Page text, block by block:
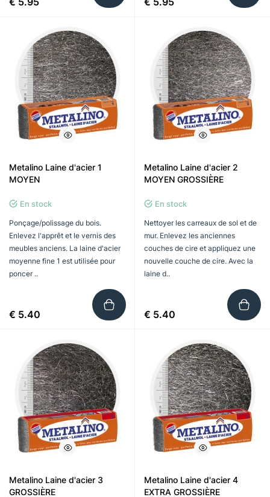
Metalino Laine d'acier 1
MOYEN
En stock
Ponçage/polissage du bois.
Enlevez l'apprêt et le vernis des
meubles anciens. La laine d'acier
moyenne fine 1 est utilisée pour
poncer ..
€ 5.40
Metalino Laine d'acier 2
MOYEN GROSSIÈRE
En stock
Nettoyer les carreaux de sol et de
mur. Enlevez les anciennes
couches de cire et appliquez une
nouvelle couche de cire. Avec la
laine d..
€ 5.40
Metalino Laine d'acier 3
GROSSIÈRE
Metalino Laine d'acier 4
EXTRA GROSSIÈRE